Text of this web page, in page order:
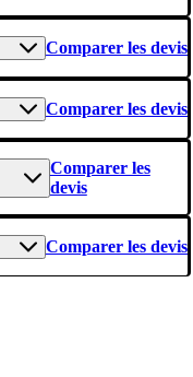
Comparer les devis
Comparer les devis
Comparer les
devis
Comparer les devis